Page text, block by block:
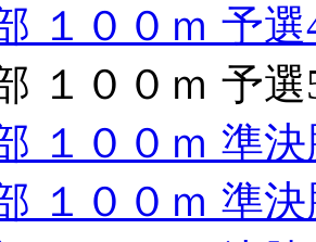
１００ｍ 予選
１００ｍ 予選
１００ｍ 準
１００ｍ 準